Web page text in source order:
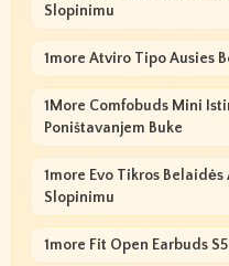
Slopinimu
1more Atviro Tipo Ausies
1More Comfobuds Mini
Poništavanjem Buke
1more Evo Tikros
Slopinimu
1more Fit Open Earbuds